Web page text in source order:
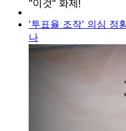
'투표율 조작' 의심 정
나